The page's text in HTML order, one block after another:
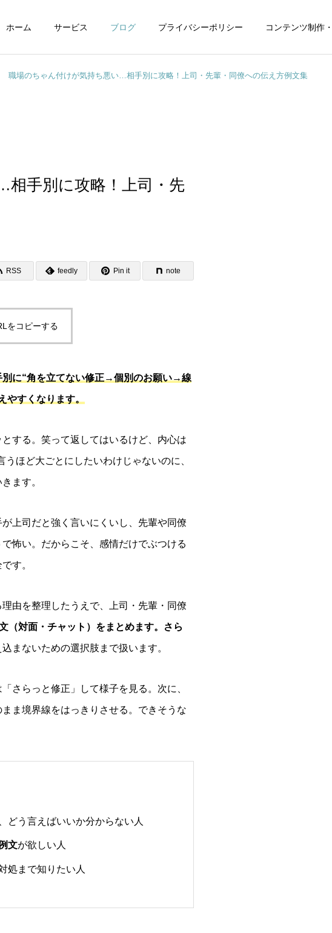
ホーム サービス ブログ プライバシーポリシー コンテンツ制作
職場のちゃん付けが気持ち悪い…相手別に攻略！上司・先輩・同僚への伝え方例文集
手別に攻略！上司・先
RSS feedly Pin it note
をコピーする
別に“角を立てない修正→個別のお願い→線
やすくなります。
する。笑って返してはいるけど、内心は
ほど大ごとにしたいわけじゃないのに、
ます。
上司だと強く言いにくいし、先輩や同僚
怖い。だからこそ、感情だけでぶつける
す。
由を整理したうえで、上司・先輩・同僚
（対面・チャット）をまとめます。さら
まないための選択肢まで扱います。
さらっと修正」して様子を見る。次に、
ま境界線をはっきりさせる。できそうな
どう言えばいいか分からない人
文が欲しい人
処まで知りたい人